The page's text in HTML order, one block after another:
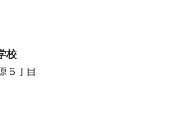
校
５丁目